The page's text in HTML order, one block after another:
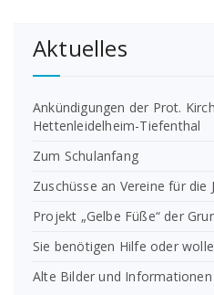
Aktuelles
Ankündigungen der Prot.
Hettenleidelheim-Tiefenthal
Zum Schulanfang
Zuschüsse an Vereine für die
Projekt „Gelbe Füße“ der
Sie benötigen Hilfe oder
Alte Bilder und